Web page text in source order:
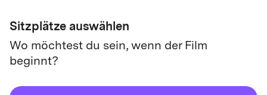
Sitzplätze auswählen
Wo möchtest du sein, wenn der Film
beginnt?